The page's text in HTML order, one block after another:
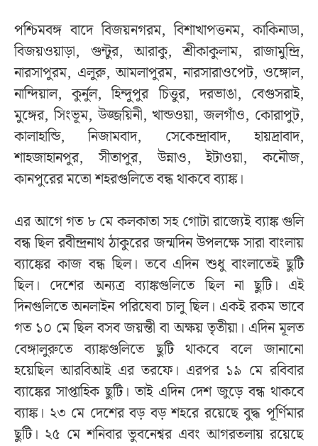
পশ্চিমবঙ্গ বাদে বিজয়নগরম, বিশাখাপত্তনম, কাকিনাডা,
বিজয়ওয়াড়া, গুন্টুর, আরাকু, শ্রীকাকুলাম, রাজামুন্দ্রি,
নারসাপুরম, এলুরু, আমলাপুরম, নারসারাওপেট, ওঙ্গোল,
নান্দিয়াল, কুর্নুল, হিন্দুপুর চিত্তুর, দরভাঙা, বেগুসরাই,
মুঙ্গের, সিংভূম, উজ্জয়িনী, খান্ডওয়া, জলগাঁও, কোরাপুট,
কালাহান্ডি, নিজামবাদ, সেকেন্দ্রাবাদ, হায়দ্রাবাদ,
শাহজাহানপুর, সীতাপুর, উন্নাও, ইটাওয়া, কনৌজ,
কানপুরের মতো শহরগুলিতে বন্ধ থাকবে ব্যাঙ্ক।
এর আগে গত ৮ মে কলকাতা সহ গোটা রাজ্যেই ব্যাঙ্ক গুলি
বন্ধ ছিল রবীন্দ্রনাথ ঠাকুরের জন্মদিন উপলক্ষে সারা বাংলায়
ব্যাঙ্কের কাজ বন্ধ ছিল। তবে এদিন শুধু বাংলাতেই ছুটি
ছিল। দেশের অন্যত্র ব্যাঙ্কগুলিতে ছিল না ছুটি। এই
দিনগুলিতে অনলাইন পরিষেবা চালু ছিল। একই রকম ভাবে
গত ১০ মে ছিল বসব জয়ন্তী বা অক্ষয় তৃতীয়া। এদিন মূলত
বেঙ্গালুরুতে ব্যাঙ্কগুলিতে ছুটি থাকবে বলে জানানো
হয়েছিল আরবিআই এর তরফে। এরপর ১৯ মে রবিবার
ব্যাঙ্কের সাপ্তাহিক ছুটি। তাই এদিন দেশ জুড়ে বন্ধ থাকবে
ব্যাঙ্ক। ২৩ মে দেশের বড় বড় শহরে রয়েছে বুদ্ধ পূর্ণিমার
ছুটি। ২৫ মে শনিবার ভুবনেশ্বর এবং আগরতলায় রয়েছে